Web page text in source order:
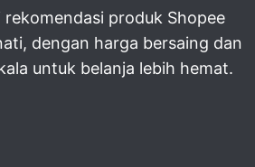
produk Shopee
dengan harga bersaing dan
untuk belanja lebih hemat.